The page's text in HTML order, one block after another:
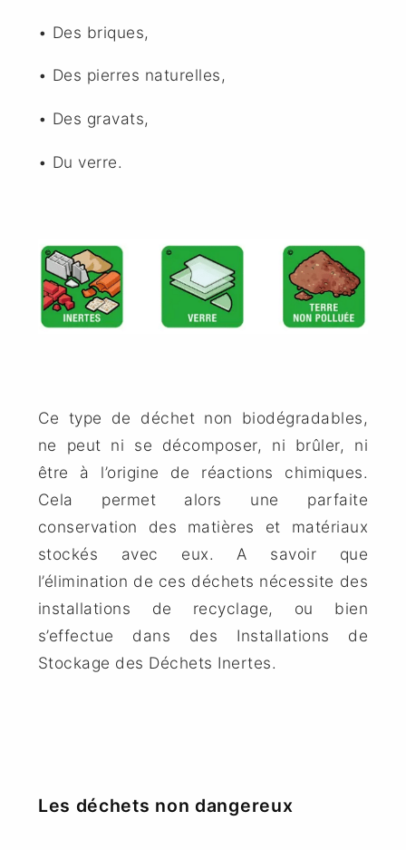
• Des briques,
• Des pierres naturelles,
• Des gravats,
• Du verre.
Ce type de déchet non biodégradables,
ne peut ni se décomposer, ni brûler, ni
être à l’origine de réactions chimiques.
Cela permet alors une parfaite
conservation des matières et matériaux
stockés avec eux. A savoir que
l’élimination de ces déchets nécessite des
installations de recyclage, ou bien
s’effectue dans des Installations de
Stockage des Déchets Inertes.
Les déchets non dangereux